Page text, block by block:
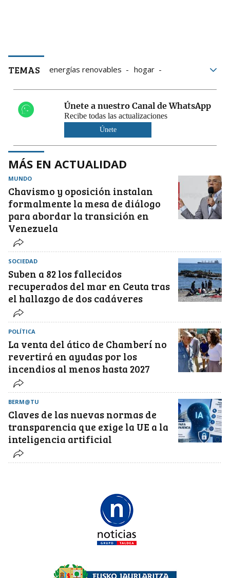
TEMAS energías renovables
hogar
Aerotermia
home
Únete a nuestro Canal de WhatsApp
Recibe todas las actualizaciones
Únete
MÁS EN ACTUALIDAD
MUNDO
Chavismo y oposición instalan
formalmente la mesa de diálogo
para abordar la transición en
Venezuela
SOCIEDAD
Suben a 82 los fallecidos
recuperados del mar en Ceuta tras
el hallazgo de dos cadáveres
POLÍTICA
La venta del ático de Chamberí no
revertirá en ayudas por los
incendios al menos hasta 2027
BERM@TU
Claves de las nuevas normas de
transparencia que exige la UE a la
inteligencia artificial